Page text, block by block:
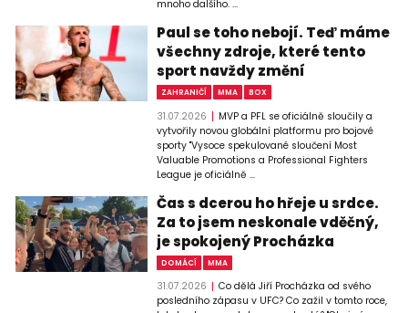
mnoho dalšího. ...
Paul se toho nebojí. Teď máme
všechny zdroje, které tento
sport navždy změní
ZAHRANIČÍ MMA BOX
31.07.2026
MVP a PFL se oficiálně sloučily a
vytvořily novou globální platformu pro bojové
sporty "Vysoce spekulované sloučení Most
Valuable Promotions a Professional Fighters
League je oficiálně ...
Čas s dcerou ho hřeje u srdce.
Za to jsem neskonale vděčný,
je spokojený Procházka
DOMÁCÍ MMA
31.07.2026
Co dělá Jiří Procházka od svého
posledního zápasu v UFC? Co zažil v tomto roce,